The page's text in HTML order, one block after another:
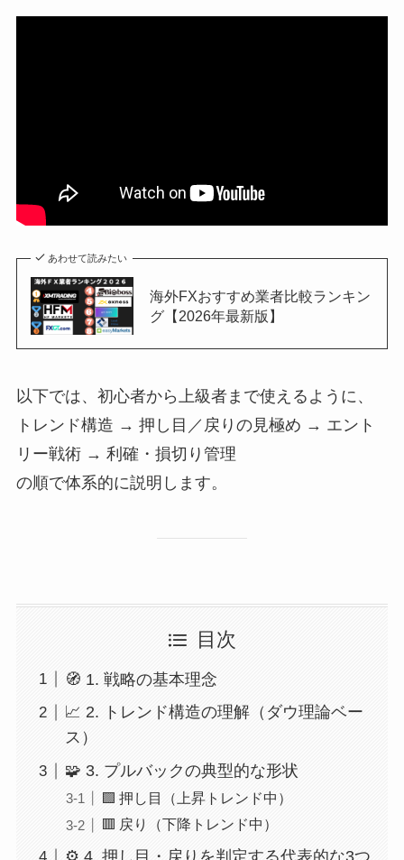
あわせて読みたい
海外FXおすすめ業者比較ランキン
グ【2026年最新版】
以下では、初心者から上級者まで使えるように、
トレンド構造 → 押し目／戻りの見極め → エント
リー戦術 → 利確・損切り管理
の順で体系的に説明します。
目次
🧭 1. 戦略の基本理念
📈 2. トレンド構造の理解（ダウ理論ベー
ス）
🧩 3. プルバックの典型的な形状
🟩 押し目（上昇トレンド中）
🟥 戻り（下降トレンド中）